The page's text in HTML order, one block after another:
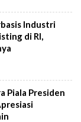
Industri
di RI,
Piala Presiden